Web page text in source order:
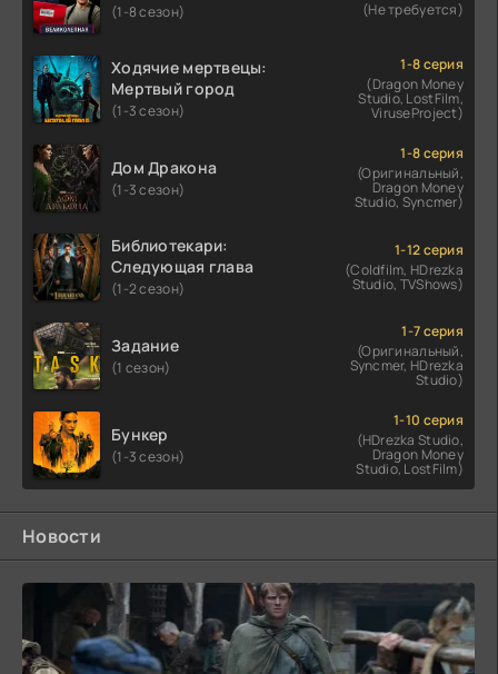
(1-8 сезон)
(Не требуется)
Ходячие мертвецы:
Мертвый город
(1-3 сезон)
1-8 серия
(Dragon Money
Studio, LostFilm,
ViruseProject)
Дом Дракона
(1-3 сезон)
1-8 серия
(Оригинальный,
Dragon Money
Studio, Syncmer)
Библиотекари:
Следующая глава
(1-2 сезон)
1-12 серия
(Coldfilm, HDrezka
Studio, TVShows)
Задание
(1 сезон)
1-7 серия
(Оригинальный,
Syncmer, HDrezka
Studio)
Бункер
(1-3 сезон)
1-10 серия
(HDrezka Studio,
Dragon Money
Studio, LostFilm)
Новости